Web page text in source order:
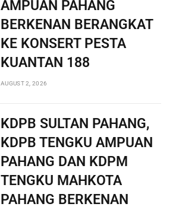
AMPUAN PAHANG
BERKENAN BERANGKAT
KE KONSERT PESTA
KUANTAN 188
AUGUST 2, 2026
KDPB SULTAN PAHANG,
KDPB TENGKU AMPUAN
PAHANG DAN KDPM
TENGKU MAHKOTA
PAHANG BERKENAN